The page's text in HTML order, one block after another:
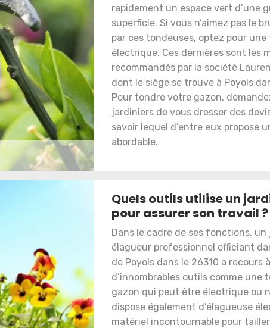
rapidement un espace vert d’une
superficie. Si vous n’aimez pas le
par ces tondeuses, optez pour
électrique. Ces dernières sont les
recommandés par la société
dont le siège se trouve à Poyols
Pour tondre votre gazon,
jardiniers de vous dresser des
savoir lequel d’entre eux propose
abordable.
Quels outils utilise un
pour assurer son travail ?
Dans le cadre de ses fonctions,
élagueur professionnel officiant
de Poyols dans le 26310 a recours à
d’innombrables outils comme une
gazon qui peut être électrique ou
dispose également d’élagueuse
matériel incontournable pour